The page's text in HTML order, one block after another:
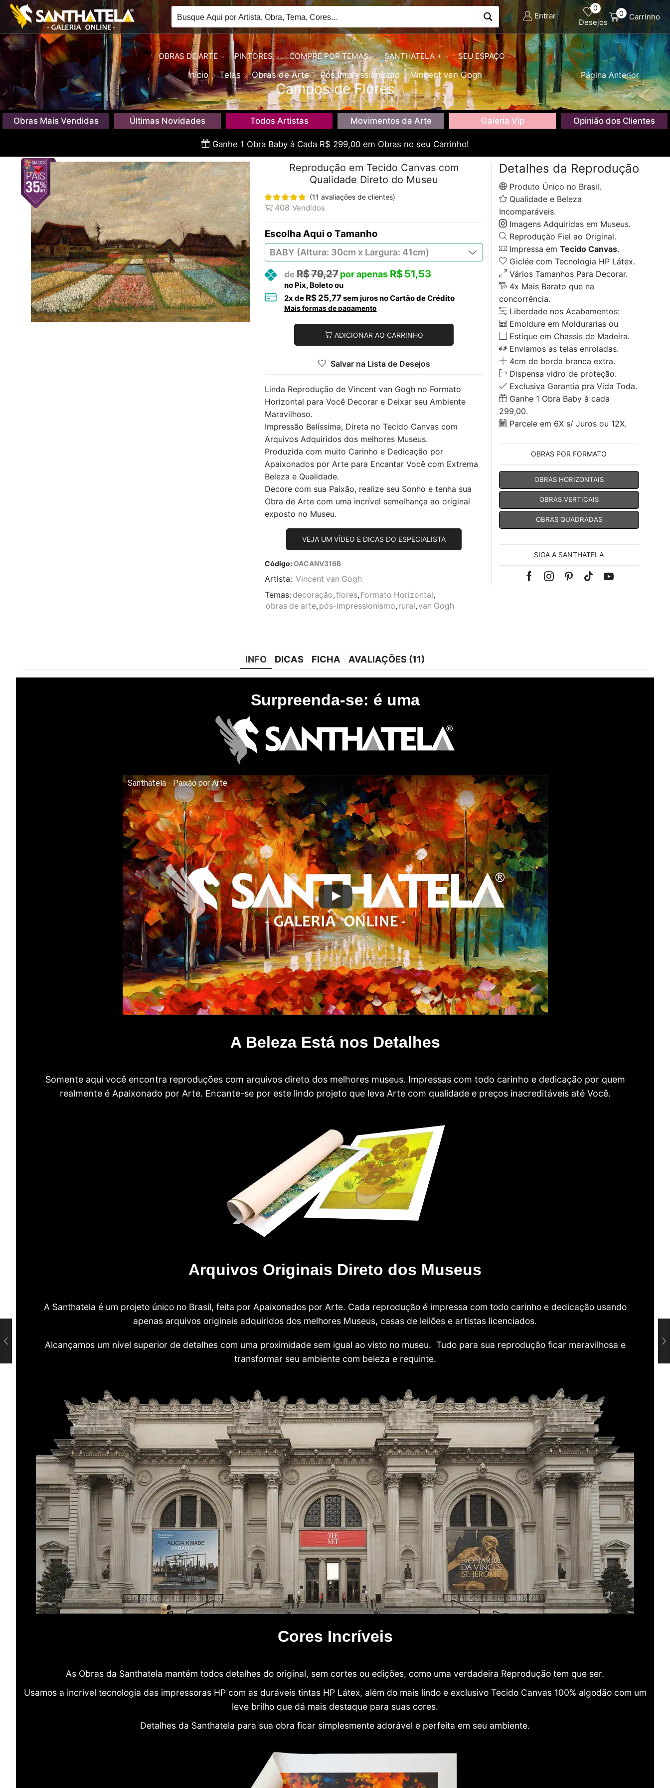
Entrar
0
Desejos
0 Carrinho
OBRAS DE ARTE PINTORES COMPRE POR TEMAS SANTHATELA + SEU ESPAÇO
Início Telas Obras de Arte Pós Impressionismo Vincent van Gogh
Campos de Flores
Página Anterior
Obras Mais Vendidas Últimas Novidades Todos Artistas Movimentos da Arte Galeria Vip Opinião dos Clientes
Ganhe 1 Obra Baby à Cada R$ 299,00 em Obras no seu Carrinho!
Reprodução em Tecido Canvas com
Qualidade Direto do Museu
(11 avaliações de clientes)
408 Vendidos
Tamanho
R$79,27 R$51,53
no Pix, Boleto ou
2x de R$ 25,77sem juros no Cartão de Crédito
Mais formas de pagamento
ADICIONAR AO CARRINHO
Salvar na Lista de Desejos
Linda Reprodução de Vincent van Gogh no Formato
Horizontal para Você Decorar e Deixar seu Ambiente
Maravilhoso.
Impressão Belíssima, Direta no Tecido Canvas com
Arquivos Adquiridos dos melhores Museus.
Produzida com muito Carinho e Dedicação por
Apaixonados por Arte para Encantar Você com Extrema
Beleza e Qualidade.
Decore com sua Paixão, realize seu Sonho e tenha sua
Obra de Arte com uma incrível semelhança ao original
exposto no Museu.
VEJA UM VÍDEO E DICAS DO ESPECIALISTA
Código:OACANV316B
Artista: Vincent van Gogh
Temas: decoração,flores, Formato Horizontal,
obras de arte, pós-impressionismo, rural,van Gogh
Detalhes da Reprodução
Produto Único no Brasil.
Qualidade e Beleza
Incomparáveis.
Imagens Adquiridas em Museus.
Reprodução Fiel ao Original.
Impressa em Tecido Canvas.
Giclée com Tecnologia HP Látex.
Vários Tamanhos Para Decorar.
4x Mais Barato que na
concorrência.
Liberdade nos Acabamentos:
Emoldure em Moldurarias ou
Estique em Chassis de Madeira.
Enviamos as telas enroladas.
4cm de borda branca extra.
Dispensa vidro de proteção.
Exclusiva Garantia pra Vida Toda.
Ganhe 1 Obra Baby à cada
299,00.
Parcele em 6X s/ Juros ou 12X.
OBRAS POR FORMATO
OBRAS HORIZONTAIS
OBRAS VERTICAIS
OBRAS QUADRADAS
SIGA A SANTHATELA
FacebookInstagramPinterest
Tik-Youtube
INFO DICAS FICHA AVALIAÇÕES (11)
Surpreenda-se: é uma
Santhatela - Paixão por Arte
A Beleza Está nos Detalhes
Somente aqui você encontra reproduções com arquivos direto dos melhores museus. Impressas com todo carinho e dedicação por quem
realmente é Apaixonado por Arte. Encante-se por este lindo projeto que leva Arte com qualidade e preços inacreditáveis até Você.
Arquivos Originais Direto dos Museus
A Santhatela é um projeto único no Brasil, feita por Apaixonados por Arte. Cada reprodução é impressa com todo carinho e dedicação usando
apenas arquivos originais adquiridos dos melhores Museus, casas de leilões e artistas licenciados.
Alcançamos um nível superior de detalhes com uma proximidade sem igual ao visto no museu. Tudo para sua reprodução ficar maravilhosa e
transformar seu ambiente com beleza e requinte.
Cores Incríveis
As Obras da Santhatela mantém todos detalhes do original, sem cortes ou edições, como uma verdadeira Reprodução tem que ser.
Usamos a incrível tecnologia das impressoras HP com as duráveis tintas HP Látex, além do mais lindo e exclusivo Tecido Canvas 100% algodão com um
leve brilho que dá mais destaque para suas cores.
Detalhes da Santhatela para sua obra ficar simplesmente adorável e perfeita em seu ambiente.